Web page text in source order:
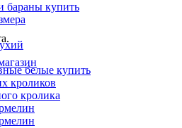
бараны купить
белые купить
кроликов
кролика